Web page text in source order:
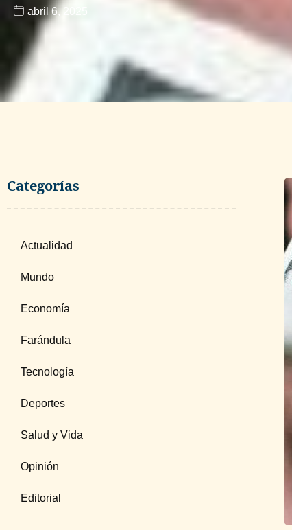
abril 6, 2025
Categorías
Actualidad
Mundo
Economía
Farándula
Tecnología
Deportes
Salud y Vida
Opinión
Editorial